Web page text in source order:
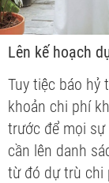
Lên kế hoạch
Tuy tiệc báo hỷ
khoản chi phí
trước để mọi
cần lên danh
từ đó dự trù chi